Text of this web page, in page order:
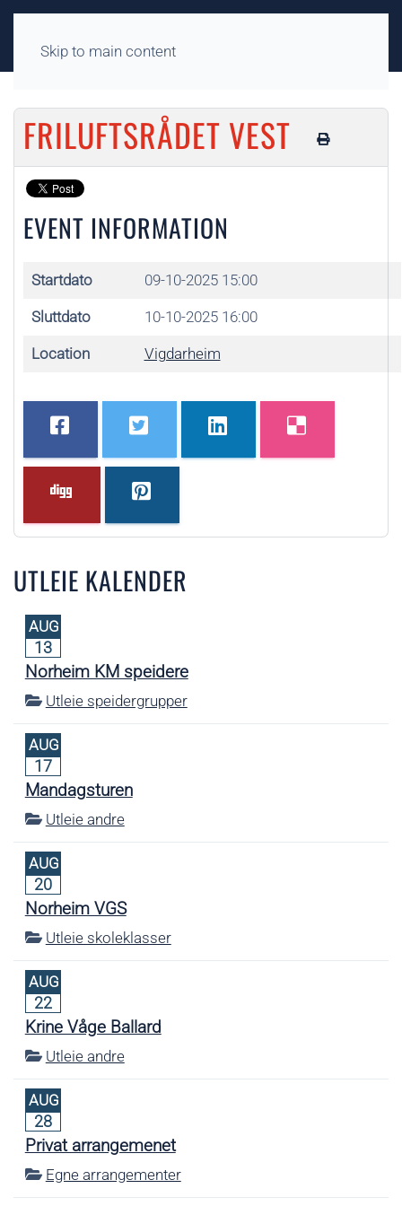
Skip to main content
FRILUFTSRÅDET VEST
EVENT INFORMATION
Startdato 09-10-2025 15:00
Sluttdato 10-10-2025 16:00
Location Vigdarheim
UTLEIE KALENDER
AUG
13
Norheim KM speidere
Utleie speidergrupper
AUG
17
Mandagsturen
Utleie andre
AUG
20
Norheim VGS
Utleie skoleklasser
AUG
22
Krine Våge Ballard
Utleie andre
AUG
28
Privat arrangemenet
Egne arrangementer